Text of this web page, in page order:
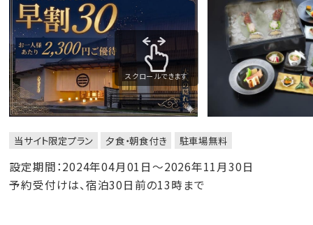
スクロールできます
当サイト限定プラン 夕食・朝食付き 駐車場無料
設定期間：2024年04月01日～2026年11月30日
予約受付けは、宿泊30日前の13時まで